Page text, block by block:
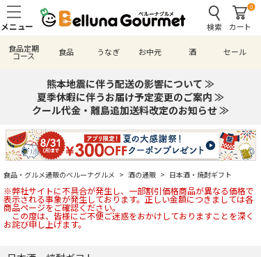
検索
0
カート
食品定期
コース 食品 うなぎ お中元 酒 セール
熊本地震に伴う配送の影響について ≫
夏季休暇に伴うお届け予定変更のご案内 ≫
クール代金・離島追加送料改定のお知らせ ≫
食品・グルメ通販のベルーナグルメ > 酒の通販 > 日本酒・焼酎ギフト
※弊社サイトに不具合が発生し、一部割引価格商品が異なる価格で
表示される事象が発生しております。正しい金額につきましては各
商品ページをご確認ください。
この度は、皆様にご不便ご迷惑をおかけしておりますことを深く
お詫び申し上げます。